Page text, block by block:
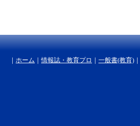
｜ ホーム ｜情報誌・教育プロ ｜ 一般書(教育) ｜